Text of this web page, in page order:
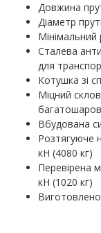
Довжина
Діаметр
Мінімальний
Сталева
для
Котушка зі
Міцний
Вбудована
Розтягуюче
кН (4080 кг)
Перевірена
кН (1020 кг)